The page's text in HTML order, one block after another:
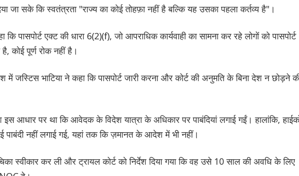
जा सके कि स्वतंत्रता "राज्य का कोई तोहफ़ा नहीं है बल्कि यह उसका पहला कर्तव्य है"।
पासपोर्ट एक्ट की धारा 6(2)(f), जो आपराधिक कार्यवाही का सामना कर रहे लोगों को पासपोर्ट
कोई पूर्ण रोक नहीं है।
जस्टिस भाटिया ने कहा कि पासपोर्ट जारी करना और कोर्ट की अनुमति के बिना देश न छोड़ने
इस आधार पर था कि आवेदक के विदेश यात्रा के अधिकार पर पाबंदियां लगाई गईं। हालांकि,
नहीं लगाई गई, यहां तक ​​कि ज़मानत के आदेश में भी नहीं।
स्वीकार कर ली और ट्रायल कोर्ट को निर्देश दिया गया कि वह उसे 10 साल की अवधि के लिए